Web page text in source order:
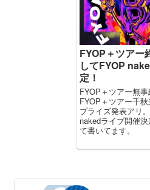
FYOP＋ツアー
してFYOP
定！
FYOP＋ツアー無事
FYOP＋ツアー千
プライズ発表アリ
nakedライブ開催
て書いてます。